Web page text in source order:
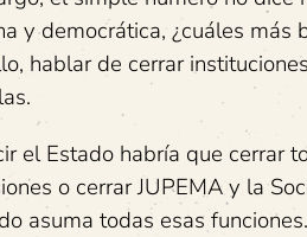
y democrática, ¿cuáles
hablar de cerrar
el Estado habría que cerrar
o cerrar JUPEMA y la
asuma todas esas